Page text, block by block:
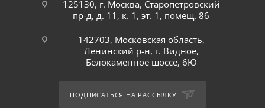
125130, г. Москва, Старопетровский
пр-д, д. 11, к. 1, эт. 1, помещ. 86
142703, Московская область,
Ленинский р-н, г. Видное,
Белокаменное шоссе, 6Ю
ПОДПИСАТЬСЯ НА РАССЫЛКУ